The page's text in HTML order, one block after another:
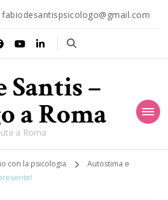
fabiodesantispsicologo@gmail.com
Santis –
a Roma
a Roma
con la psicologia
Autostima e